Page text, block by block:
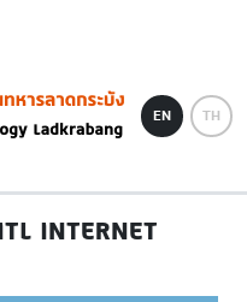
EN TH
INTERNET​